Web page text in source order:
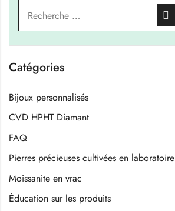
Catégories
Bijoux personnalisés
CVD HPHT Diamant
FAQ
Pierres précieuses cultivées en laboratoire
Moissanite en vrac
Éducation sur les produits